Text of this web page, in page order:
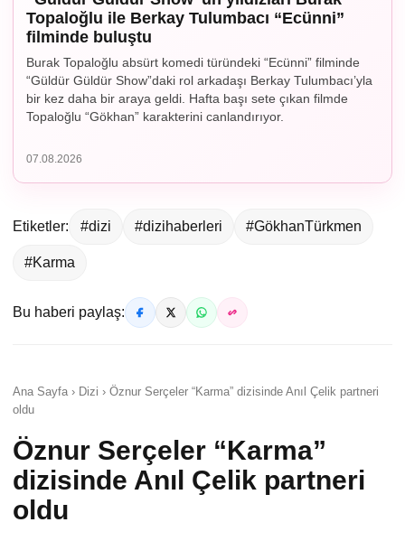
Topaloğlu ile Berkay Tulumbacı “Ecünni”
filminde buluştu
Burak Topaloğlu absürt komedi türündeki “Ecünni” filminde
“Güldür Güldür Show”daki rol arkadaşı Berkay Tulumbacı’yla
bir kez daha bir araya geldi. Hafta başı sete çıkan filmde
Topaloğlu “Gökhan” karakterini canlandırıyor.
07.08.2026
Etiketler: #dizi #dizihaberleri #GökhanTürkmen
#Karma
Bu haberi paylaş:
Ana Sayfa › Dizi › Öznur Serçeler “Karma” dizisinde Anıl Çelik partneri
oldu
Öznur Serçeler “Karma”
dizisinde Anıl Çelik partneri
oldu